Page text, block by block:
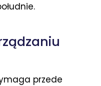
przede